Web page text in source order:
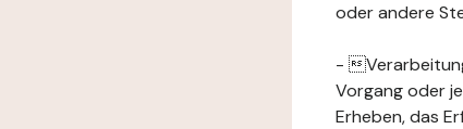
oder andere
-
Vorgang oder
Erheben, das